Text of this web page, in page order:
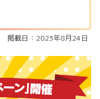
掲載日：2023年8月24日